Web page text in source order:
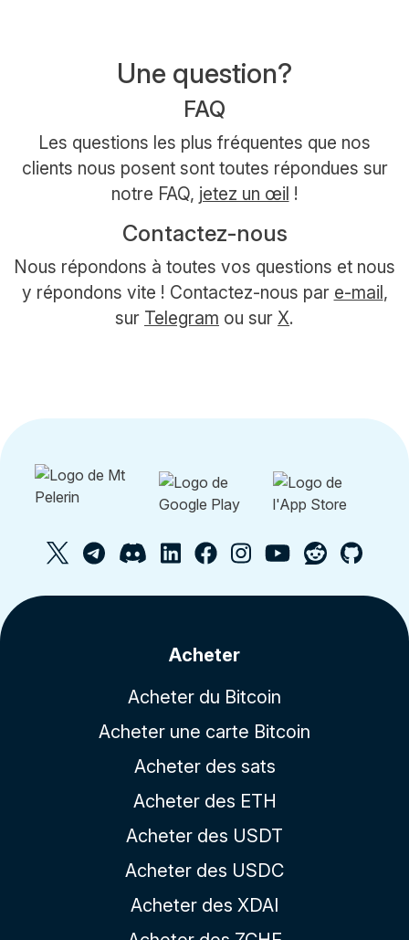
Une question?
FAQ
Les questions les plus fréquentes que nos
clients nous posent sont toutes répondues sur
notre FAQ, jetez un œil !
Contactez-nous
Nous répondons à toutes vos questions et nous
y répondons vite ! Contactez-nous par e-mail,
sur Telegram ou sur X.
Acheter
Acheter du Bitcoin
Acheter une carte Bitcoin
Acheter des sats
Acheter des ETH
Acheter des USDT
Acheter des USDC
Acheter des XDAI